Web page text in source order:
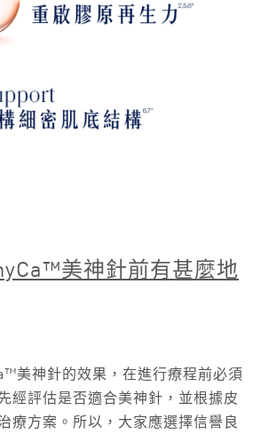
美神針前有甚麼地
美神針的效果，在進行療程前必須
經評估是否適合美神針，並根據皮
療方案。所以，大家應選擇信譽良